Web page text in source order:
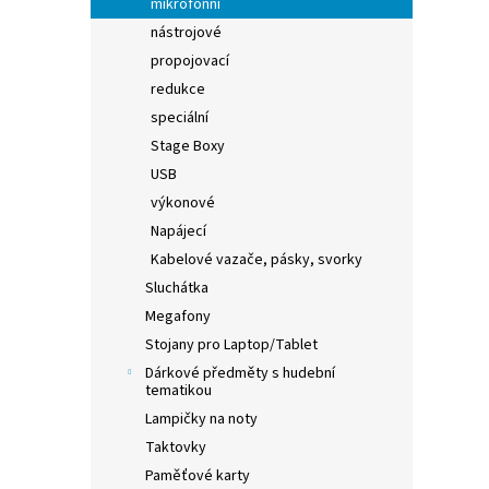
mikrofonní
nástrojové
propojovací
redukce
speciální
Stage Boxy
USB
výkonové
Napájecí
Kabelové vazače, pásky, svorky
Sluchátka
Megafony
Stojany pro Laptop/Tablet
Dárkové předměty s hudební
tematikou
Lampičky na noty
Taktovky
Paměťové karty